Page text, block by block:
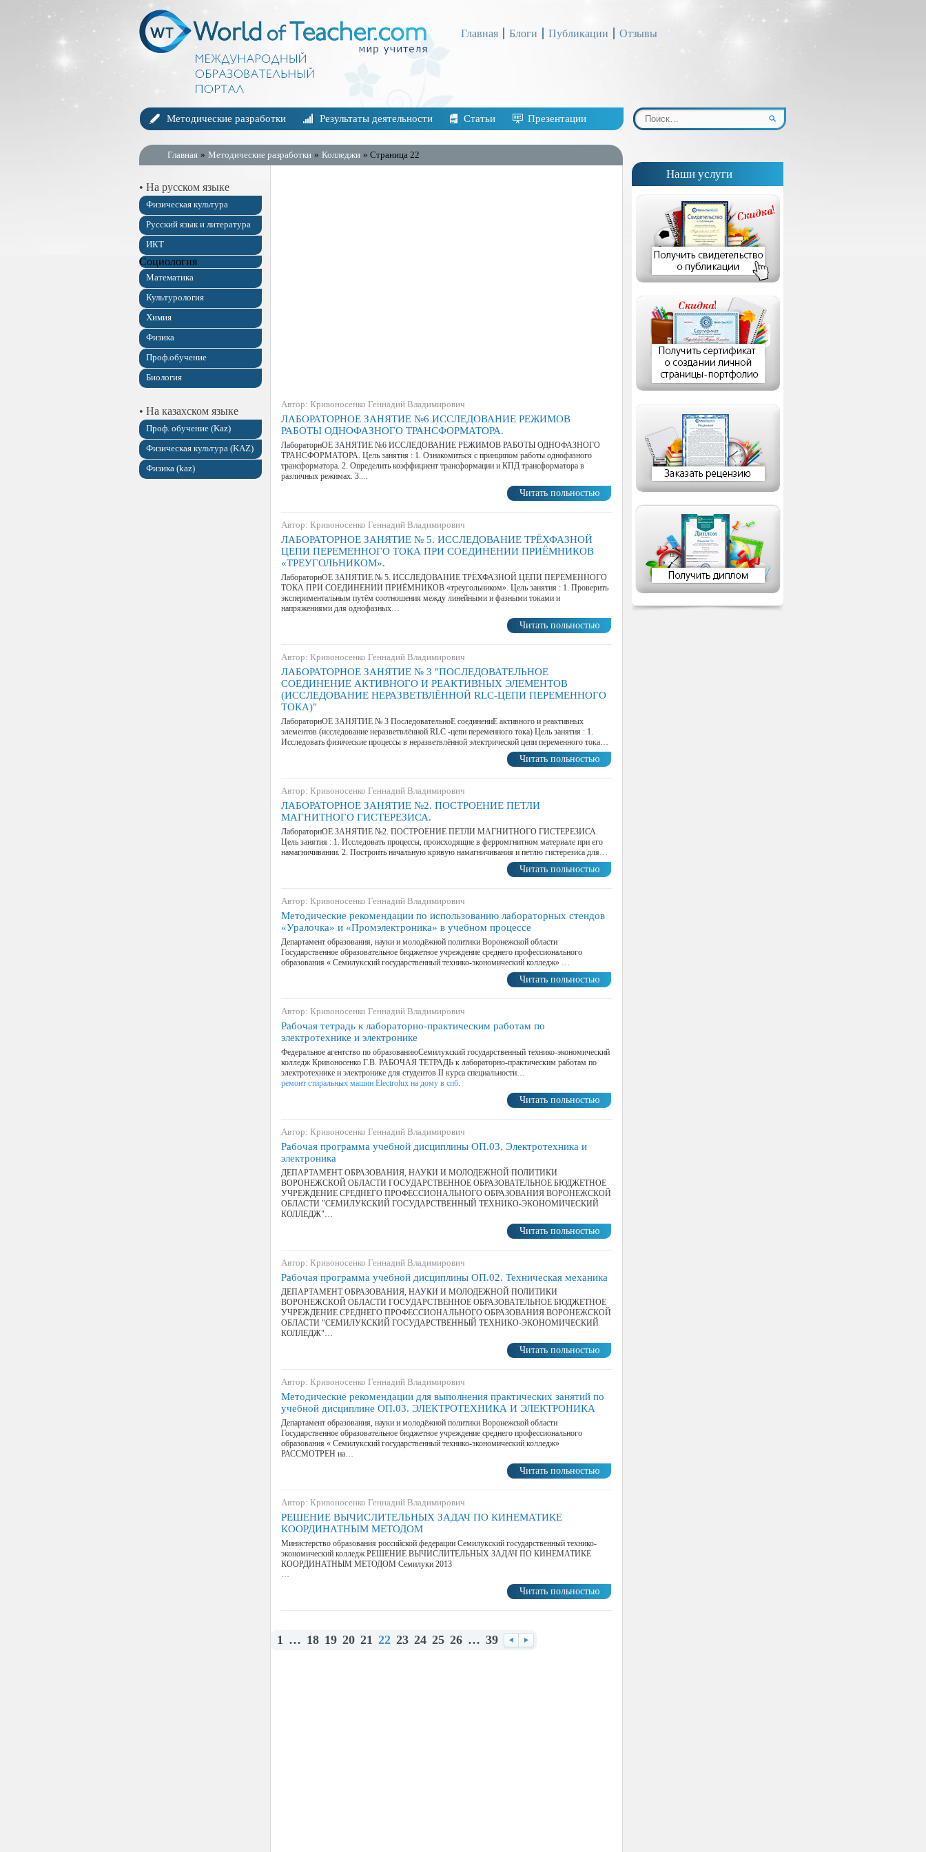
Главная Блоги Публикации Отзывы
Методические разработки Результаты деятельности Статьи Презентации
Главная » Методические разработки » Колледжи » Страница 22
• На русском языке
Физическая культура
Русский язык и литература
ИКТ
Социология
Математика
Культурология
Химия
Физика
Проф.обучение
Биология
• На казахском языке
Проф. обучение (Kaz)
Физическая культура (KAZ)
Физика (kaz)
Автор: Кривоносенко Геннадий Владимирович
ЛАБОРАТОРНОЕ ЗАНЯТИЕ №6 ИССЛЕДОВАНИЕ РЕЖИМОВ
РАБОТЫ ОДНОФАЗНОГО ТРАНСФОРМАТОРА.
ЛабораторнОЕ ЗАНЯТИЕ №6 ИССЛЕДОВАНИЕ РЕЖИМОВ РАБОТЫ ОДНОФАЗНОГО
ТРАНСФОРМАТОРА. Цель занятия : 1. Ознакомиться с принципом работы однофазного
трансформатора. 2. Определить коэффициент трансформации и КПД трансформатора в
различных режимах. 3....
Читать польностью
Автор: Кривоносенко Геннадий Владимирович
ЛАБОРАТОРНОЕ ЗАНЯТИЕ № 5. ИССЛЕДОВАНИЕ ТРЁХФАЗНОЙ
ЦЕПИ ПЕРЕМЕННОГО ТОКА ПРИ СОЕДИНЕНИИ ПРИЁМНИКОВ
«ТРЕУГОЛЬНИКОМ».
ЛабораторнОЕ ЗАНЯТИЕ № 5. ИССЛЕДОВАНИЕ ТРЁХФАЗНОЙ ЦЕПИ ПЕРЕМЕННОГО
ТОКА ПРИ СОЕДИНЕНИИ ПРИЁМНИКОВ «треугольником». Цель занятия : 1. Проверить
экспериментальным путём соотношения между линейными и фазными токами и
напряжениями для однофазных…
Читать польностью
Автор: Кривоносенко Геннадий Владимирович
ЛАБОРАТОРНОЕ ЗАНЯТИЕ № 3 "ПОСЛЕДОВАТЕЛЬНОЕ
СОЕДИНЕНИЕ АКТИВНОГО И РЕАКТИВНЫХ ЭЛЕМЕНТОВ
(ИССЛЕДОВАНИЕ НЕРАЗВЕТВЛЁННОЙ RLC-ЦЕПИ ПЕРЕМЕННОГО
ТОКА)"
ЛабораторнОЕ ЗАНЯТИЕ № 3 ПоследовательноЕ соединениЕ активного и реактивных
элементов (исследование неразветвлённой RLC -цепи переменного тока) Цель занятия : 1.
Исследовать физические процессы в неразветвлённой электрической цепи переменного тока…
Читать польностью
Автор: Кривоносенко Геннадий Владимирович
ЛАБОРАТОРНОЕ ЗАНЯТИЕ №2. ПОСТРОЕНИЕ ПЕТЛИ
МАГНИТНОГО ГИСТЕРЕЗИСА.
ЛабораторнОЕ ЗАНЯТИЕ №2. ПОСТРОЕНИЕ ПЕТЛИ МАГНИТНОГО ГИСТЕРЕЗИСА.
Цель занятия : 1. Исследовать процессы, происходящие в ферромгнитном материале при его
намагничивании. 2. Построить начальную кривую намагничивания и петлю гистерезиса для…
Читать польностью
Автор: Кривоносенко Геннадий Владимирович
Методические рекомендации по использованию лабораторных стендов
«Уралочка» и «Промэлектроника» в учебном процессе
Департамент образования, науки и молодёжной политики Воронежской области
Государственное образовательное бюджетное учреждение среднего профессионального
образования « Семилукский государственный технико-экономический колледж» …
Читать польностью
Автор: Кривоносенко Геннадий Владимирович
Рабочая тетрадь к лабораторно-практическим работам по
электротехнике и электронике
Федеральное агентство по образованиюСемилукский государственный технико-экономический
колледж Кривоносенко Г.В. РАБОЧАЯ ТЕТРАДЬ к лабораторно-практическим работам по
электротехнике и электронике для студентов II курса специальности…
ремонт стиральных машин Electrolux на дому в спб.
Читать польностью
Автор: Кривоносенко Геннадий Владимирович
Рабочая программа учебной дисциплины ОП.03. Электротехника и
электроника
ДЕПАРТАМЕНТ ОБРАЗОВАНИЯ, НАУКИ И МОЛОДЕЖНОЙ ПОЛИТИКИ
ВОРОНЕЖСКОЙ ОБЛАСТИ ГОСУДАРСТВЕННОЕ ОБРАЗОВАТЕЛЬНОЕ БЮДЖЕТНОЕ
УЧРЕЖДЕНИЕ СРЕДНЕГО ПРОФЕССИОНАЛЬНОГО ОБРАЗОВАНИЯ ВОРОНЕЖСКОЙ
ОБЛАСТИ "СЕМИЛУКСКИЙ ГОСУДАРСТВЕННЫЙ ТЕХНИКО-ЭКОНОМИЧЕСКИЙ
КОЛЛЕДЖ"…
Читать польностью
Автор: Кривоносенко Геннадий Владимирович
Рабочая программа учебной дисциплины ОП.02. Техническая механика
ДЕПАРТАМЕНТ ОБРАЗОВАНИЯ, НАУКИ И МОЛОДЕЖНОЙ ПОЛИТИКИ
ВОРОНЕЖСКОЙ ОБЛАСТИ ГОСУДАРСТВЕННОЕ ОБРАЗОВАТЕЛЬНОЕ БЮДЖЕТНОЕ
УЧРЕЖДЕНИЕ СРЕДНЕГО ПРОФЕССИОНАЛЬНОГО ОБРАЗОВАНИЯ ВОРОНЕЖСКОЙ
ОБЛАСТИ "СЕМИЛУКСКИЙ ГОСУДАРСТВЕННЫЙ ТЕХНИКО-ЭКОНОМИЧЕСКИЙ
КОЛЛЕДЖ"…
Читать польностью
Автор: Кривоносенко Геннадий Владимирович
Методические рекомендации для выполнения практических занятий по
учебной дисциплине ОП.03. ЭЛЕКТРОТЕХНИКА И ЭЛЕКТРОНИКА
Департамент образования, науки и молодёжной политики Воронежской области
Государственное образовательное бюджетное учреждение среднего профессионального
образования « Семилукский государственный технико-экономический колледж»
РАССМОТРЕН на…
Читать польностью
Автор: Кривоносенко Геннадий Владимирович
РЕШЕНИЕ ВЫЧИСЛИТЕЛЬНЫХ ЗАДАЧ ПО КИНЕМАТИКЕ
КООРДИНАТНЫМ МЕТОДОМ
Министерство образования российской федерации Семилукский государственный технико-
экономический колледж РЕШЕНИЕ ВЫЧИСЛИТЕЛЬНЫХ ЗАДАЧ ПО КИНЕМАТИКЕ
КООРДИНАТНЫМ МЕТОДОМ Семилуки 2013
…
Читать польностью
1 … 18 19 20 21 22 23 24 25 26 … 39
Наши услуги